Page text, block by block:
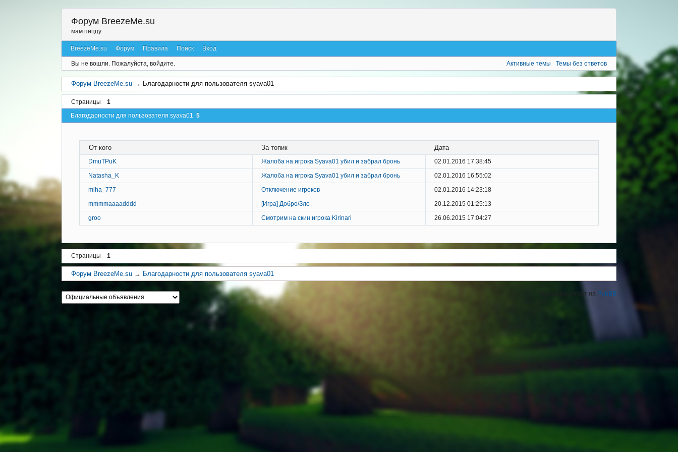
Форум BreezeMe.su
мам пиццу
BreezeMe.su Форум Правила Поиск Вход
Вы не вошли. Пожалуйста, войдите. Активные темы Темы без ответов
Форум BreezeMe.su → Благодарности для пользователя syava01
Страницы
1
Благодарности для пользователя syava01 5
От кого За топик Дата
DmuTPuK Жалоба на игрока Syava01 убил и забрал бронь
02.01.2016 17:38:45
Natasha_K
Жалоба на игрока Syava01 убил и забрал бронь
02.01.2016 16:55:02
miha_777
Отключение игроков
02.01.2016 14:23:18
mmmmaaaadddd
[Игра] Добро/Зло
20.12.2015 01:25:13
groo
Смотрим на скин игрока Kirinari 26.06.2015 17:04:27
Страницы 1
Форум BreezeMe.su → Благодарности для пользователя syava01
Форум работает на PunBB